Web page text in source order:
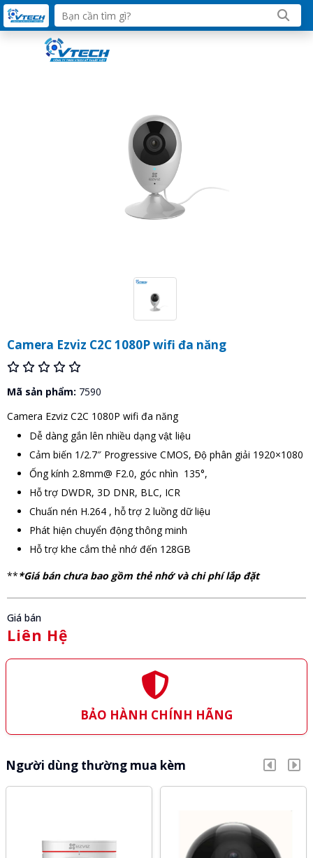
Camera Ezviz C2C 1080P wifi đa năng
Mã sản phẩm: 7590
Camera Ezviz C2C 1080P wifi đa năng
Dễ dàng gắn lên nhiều dạng vật liệu
Cảm biến 1/2.7″ Progressive CMOS, Độ phân giải 1920×1080
Ống kính 2.8mm@ F2.0, góc nhìn 135°,
Hỗ trợ DWDR, 3D DNR, BLC, ICR
Chuấn nén H.264 , hỗ trợ 2 luồng dữ liệu
Phát hiện chuyển động thông minh
Hỗ trợ khe cắm thẻ nhớ đến 128GB
***Giá bán chưa bao gồm thẻ nhớ và chi phí lắp đặt
Giá bán
Liên Hệ
BẢO HÀNH CHÍNH HÃNG
Người dùng thường mua kèm